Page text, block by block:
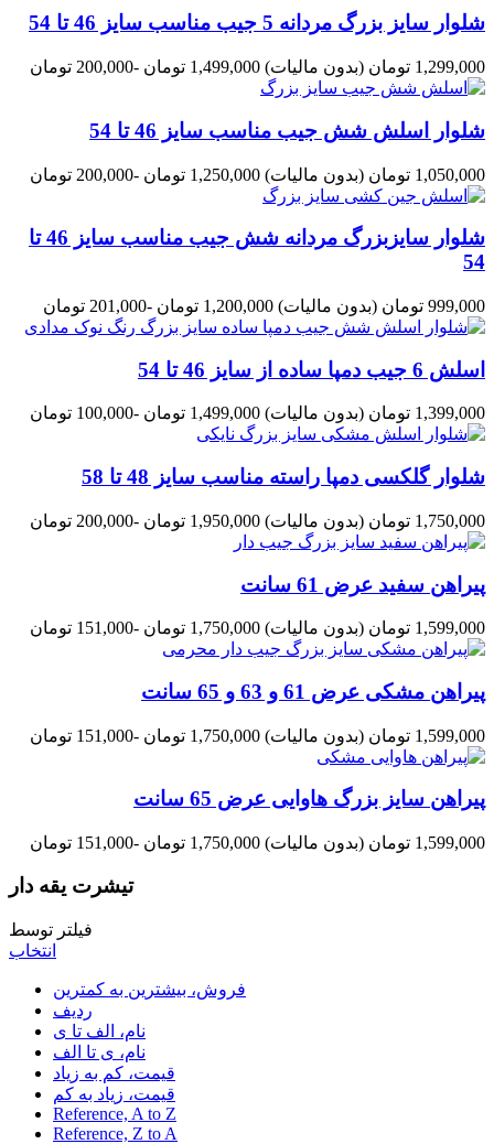
شلوار سایز بزرگ مردانه 5 جیب مناسب سایز 46 تا 54
1,299,000 تومان (بدون مالیات) 1,499,000 تومان -200,000 تومان
شلوار اسلش شش جیب مناسب سایز 46 تا 54
1,050,000 تومان (بدون مالیات) 1,250,000 تومان -200,000 تومان
شلوار سایزبزرگ مردانه شش جیب مناسب سایز 46 تا
54
999,000 تومان (بدون مالیات) 1,200,000 تومان -201,000 تومان
اسلش 6 جیب دمپا ساده از سایز 46 تا 54
1,399,000 تومان (بدون مالیات) 1,499,000 تومان -100,000 تومان
شلوار گلکسی دمپا راسته مناسب سایز 48 تا 58
1,750,000 تومان (بدون مالیات) 1,950,000 تومان -200,000 تومان
پیراهن سفید عرض 61 سانت
1,599,000 تومان (بدون مالیات) 1,750,000 تومان -151,000 تومان
پیراهن مشکی عرض 61 و 63 و 65 سانت
1,599,000 تومان (بدون مالیات) 1,750,000 تومان -151,000 تومان
پیراهن سایز بزرگ هاوایی عرض 65 سانت
1,599,000 تومان (بدون مالیات) 1,750,000 تومان -151,000 تومان
تیشرت یقه دار
فیلتر توسط
انتخاب
فروش، بیشترین به کمترین
ردیف
نام، الف تا ی
نام، ی تا الف
قیمت، کم به زیاد
قیمت، زیاد به کم
Reference, A to Z
Reference, Z to A